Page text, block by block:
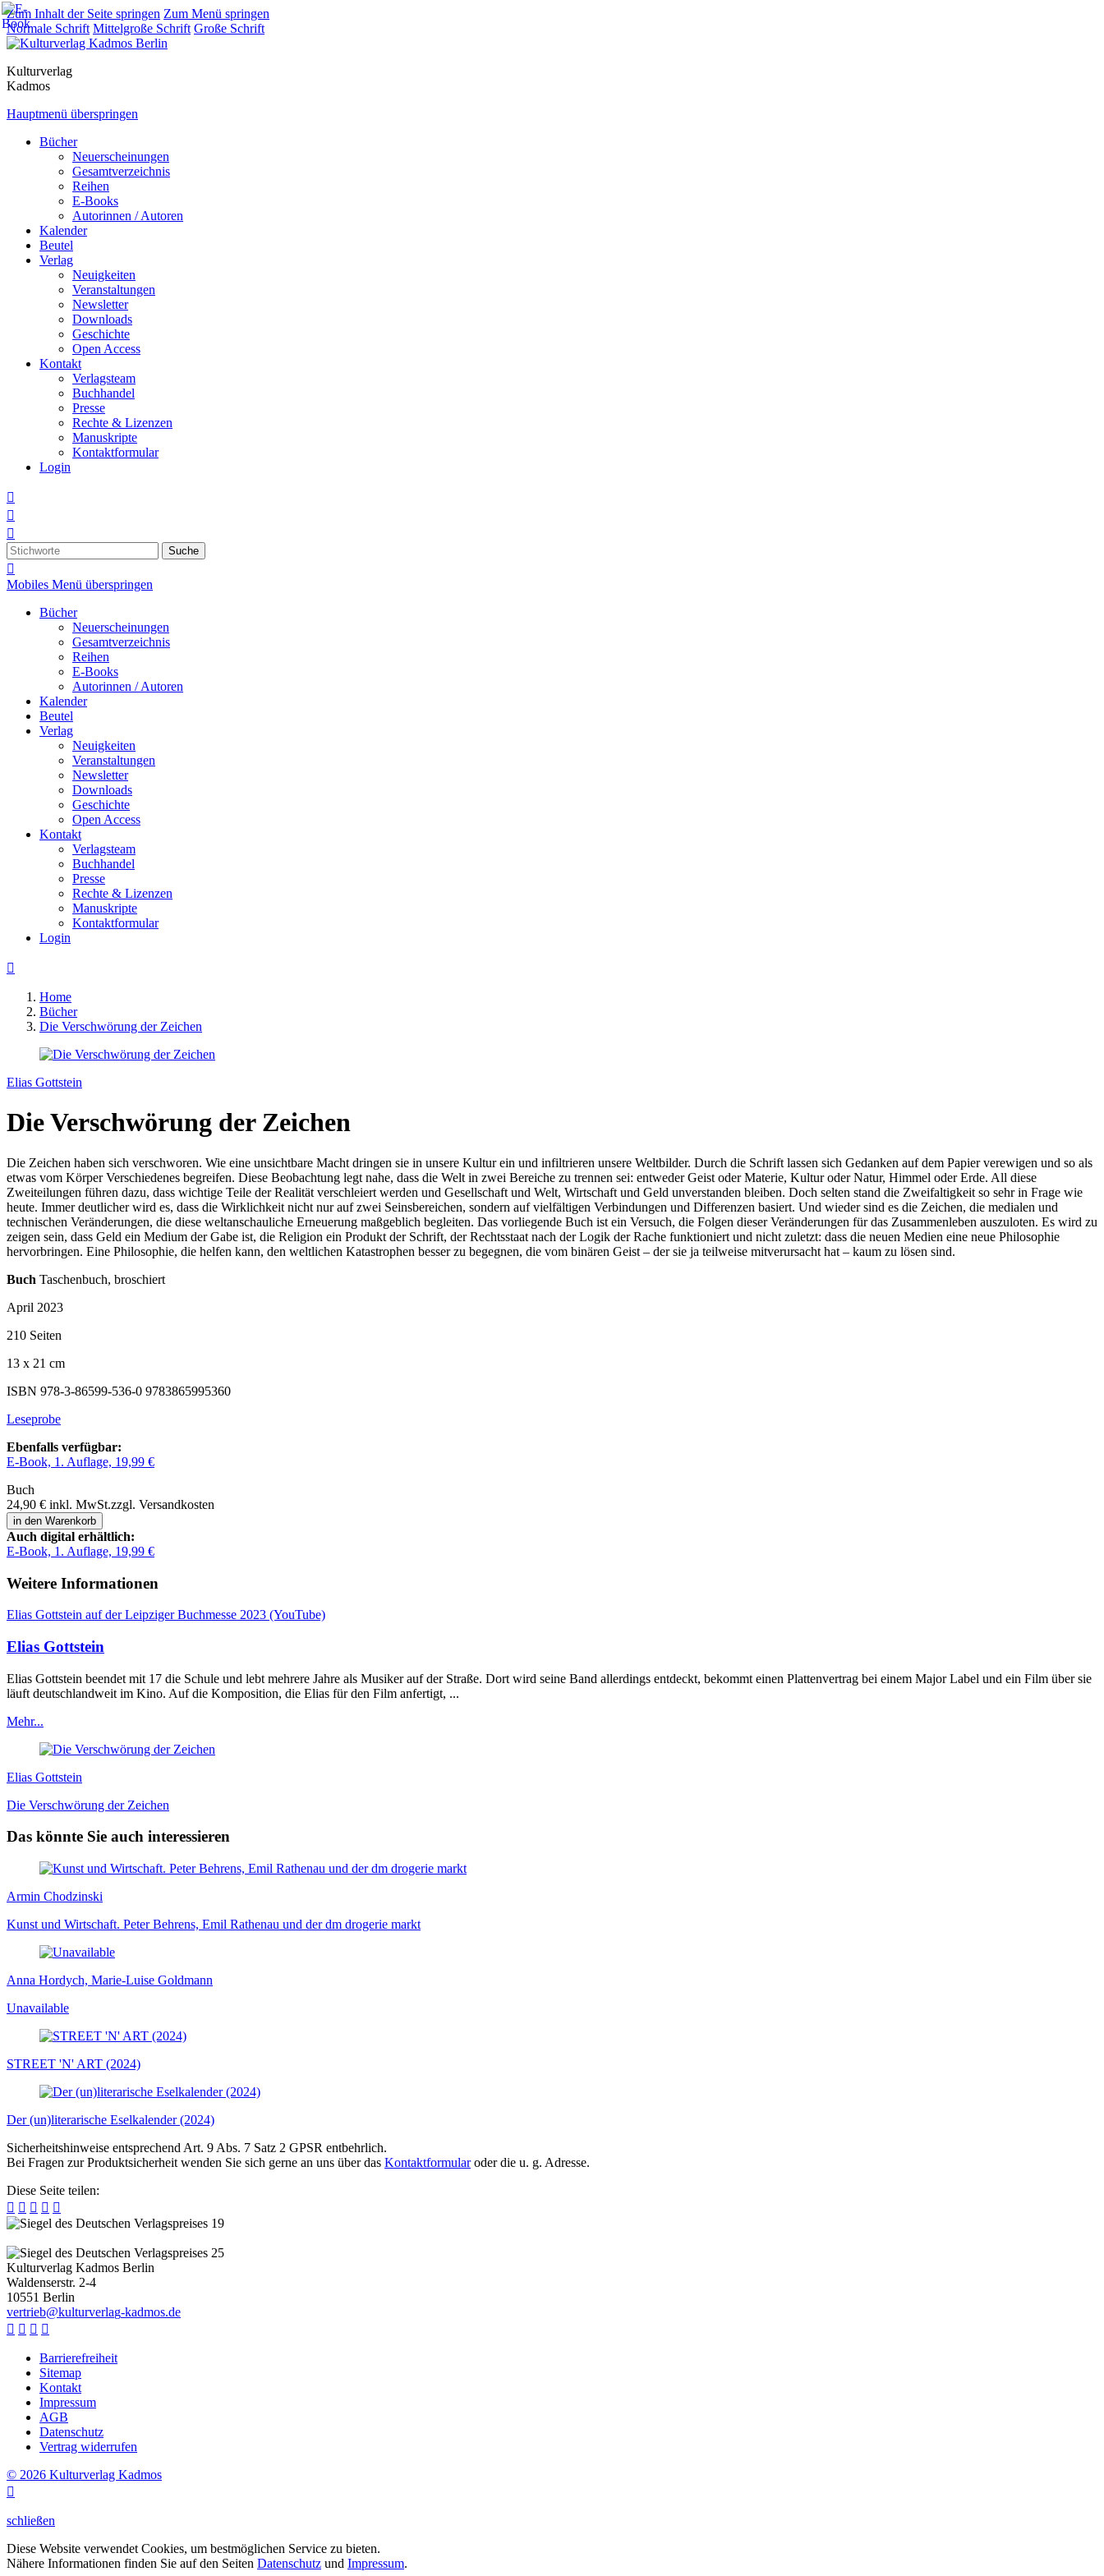
Zum Inhalt der Seite springen Zum Menü springen
Normale Schrift Mittelgroße Schrift Große Schrift
Kulturverlag
Kadmos
Hauptmenü überspringen
Bücher
Neuerscheinungen
Gesamtverzeichnis
Reihen
E-Books
Autorinnen / Autoren
Kalender
Beutel
Verlag
Neuigkeiten
Veranstaltungen
Newsletter
Downloads
Geschichte
Open Access
Kontakt
Verlagsteam
Buchhandel
Presse
Rechte & Lizenzen
Manuskripte
Kontaktformular
Login



Suche

Mobiles Menü überspringen
Bücher
Neuerscheinungen
Gesamtverzeichnis
Reihen
E-Books
Autorinnen / Autoren
Kalender
Beutel
Verlag
Neuigkeiten
Veranstaltungen
Newsletter
Downloads
Geschichte
Open Access
Kontakt
Verlagsteam
Buchhandel
Presse
Rechte & Lizenzen
Manuskripte
Kontaktformular
Login

Home
Bücher
Die Verschwörung der Zeichen
Elias Gottstein
Die Verschwörung der Zeichen
Die Zeichen haben sich verschworen. Wie eine unsichtbare Macht dringen sie in unsere Kultur ein und infiltrieren unsere Weltbilder. Durch die Schrift lassen sich Gedanken auf dem Papier verewigen und so als
etwas vom Körper Verschiedenes begreifen. Diese Beobachtung legt nahe, dass die Welt in zwei Bereiche zu trennen sei: entweder Geist oder Materie, Kultur oder Natur, Himmel oder Erde. All diese
Zweiteilungen führen dazu, dass wichtige Teile der Realität verschleiert werden und Gesellschaft und Welt, Wirtschaft und Geld unverstanden bleiben. Doch selten stand die Zweifaltigkeit so sehr in Frage wie
heute. Immer deutlicher wird es, dass die Wirklichkeit nicht nur auf zwei Seinsbereichen, sondern auf vielfältigen Verbindungen und Differenzen basiert. Und wieder sind es die Zeichen, die medialen und
technischen Veränderungen, die diese weltanschauliche Erneuerung maßgeblich begleiten. Das vorliegende Buch ist ein Versuch, die Folgen dieser Veränderungen für das Zusammenleben auszuloten. Es wird zu
zeigen sein, dass Geld ein Medium der Gabe ist, die Religion ein Produkt der Schrift, der Rechtsstaat nach der Logik der Rache funktioniert und nicht zuletzt: dass die neuen Medien eine neue Philosophie
hervorbringen. Eine Philosophie, die helfen kann, den weltlichen Katastrophen besser zu begegnen, die vom binären Geist – der sie ja teilweise mitverursacht hat – kaum zu lösen sind.
Buch Taschenbuch, broschiert
April 2023
210 Seiten
13 x 21 cm
ISBN 978-3-86599-536-0 9783865995360
Leseprobe
Ebenfalls verfügbar:
E-Book, 1. Auflage, 19,99 €
Buch
24,90 € inkl. MwSt.zzgl. Versandkosten
in den Warenkorb
Auch digital erhältlich:
E-Book, 1. Auflage, 19,99 €
Weitere Informationen
Elias Gottstein auf der Leipziger Buchmesse 2023 (YouTube)
Elias Gottstein
Elias Gottstein beendet mit 17 die Schule und lebt mehrere Jahre als Musiker auf der Straße. Dort wird seine Band allerdings entdeckt, bekommt einen Plattenvertrag bei einem Major Label und ein Film über sie
läuft deutschlandweit im Kino. Auf die Komposition, die Elias für den Film anfertigt, ...
Mehr...
Elias Gottstein
Die Verschwörung der Zeichen
Das könnte Sie auch interessieren
Armin Chodzinski
Kunst und Wirtschaft. Peter Behrens, Emil Rathenau und der dm drogerie markt
Anna Hordych, Marie-Luise Goldmann
Unavailable
STREET 'N' ART (2024)
Der (un)literarische Eselkalender (2024)
Sicherheitshinweise entsprechend Art. 9 Abs. 7 Satz 2 GPSR entbehrlich.
Bei Fragen zur Produktsicherheit wenden Sie sich gerne an uns über das Kontaktformularoder die u. g. Adresse.
Diese Seite teilen:
    
Kulturverlag Kadmos Berlin
Waldenserstr. 2-4
10551 Berlin
vertrieb@kulturverlag-kadmos.de
   
Barrierefreiheit
Sitemap
Kontakt
Impressum
AGB
Datenschutz
Vertrag widerrufen
© 2026 Kulturverlag Kadmos

schließen
Diese Website verwendet Cookies, um bestmöglichen Service zu bieten.
Nähere Informationen finden Sie auf den Seiten Datenschutz und Impressum.